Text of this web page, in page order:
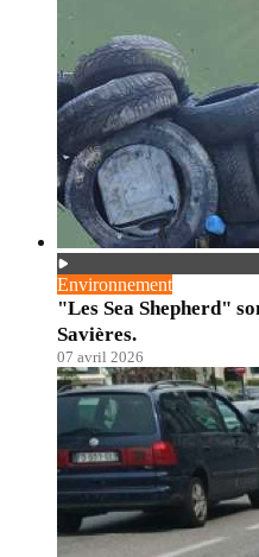
Environnement
"Les Sea Shepherd"
Savières.
07 avril 2026